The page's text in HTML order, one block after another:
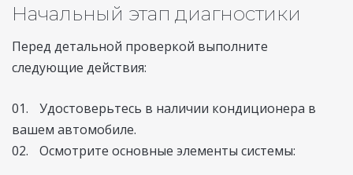
Начальный этап диагностики
Перед детальной проверкой выполните
следующие действия:
Удостоверьтесь в наличии кондиционера в
вашем автомобиле.
Осмотрите основные элементы системы: